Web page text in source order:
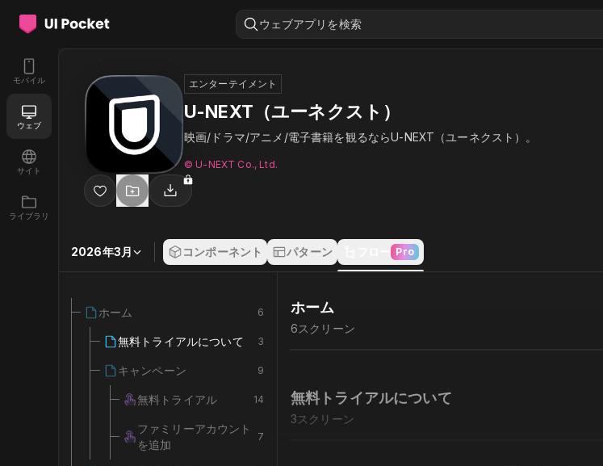
ウェブアプリを検索
モバイル
ウェブ
サイト
ライブラリ
エンターテイメント
U-NEXT（ユーネクスト）
映画/ドラマ/アニメ/電子書籍を観るならU-NEXT（ユーネクスト）。
© U-NEXT Co., Ltd.
2026年3月 コンポーネント パターン フロー Pro
ホーム 6
無料トライアルについて 3
キャンペーン 9
無料トライアル 14
ファミリーアカウント
を追加
7
ホーム
6スクリーン
無料トライアルについて
3スクリーン